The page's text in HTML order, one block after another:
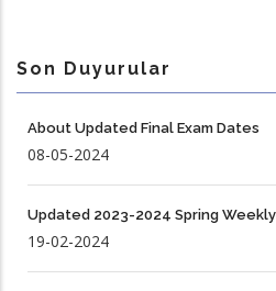
Son Duyurular
About Updated Final Exam Dates
08-05-2024
Updated 2023-2024 Spring
19-02-2024